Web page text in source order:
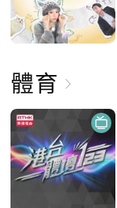
體育